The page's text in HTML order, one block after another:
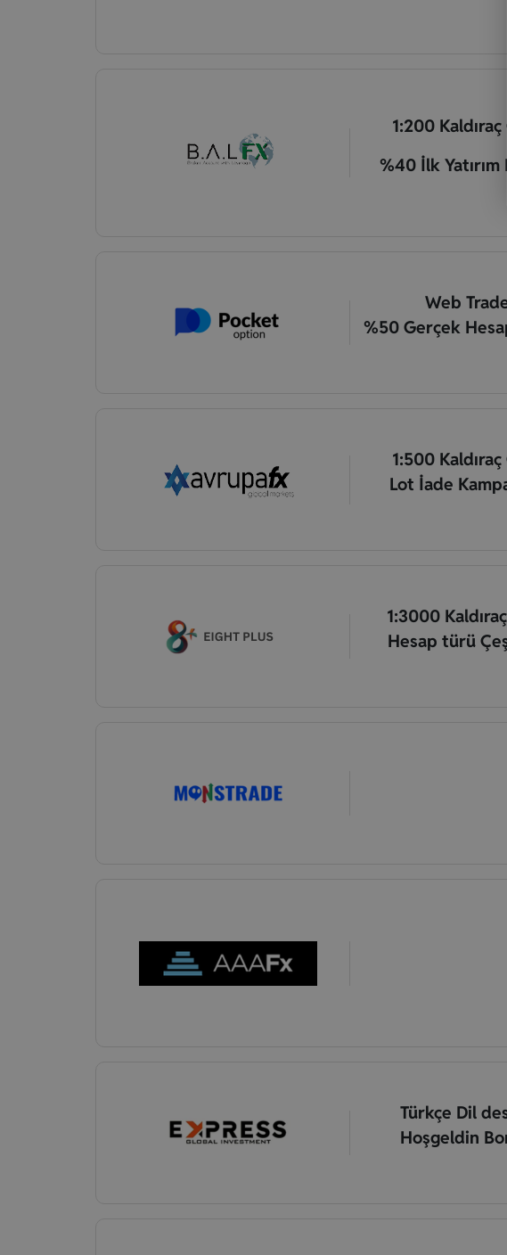
1:200 Kaldıraç
%40 İlk Yatırım
Web
%50 Gerçek
1:500 Kaldıraç
Lot İade
1:3000
Hesap türü
Türkçe Dil
Hoşgeldin